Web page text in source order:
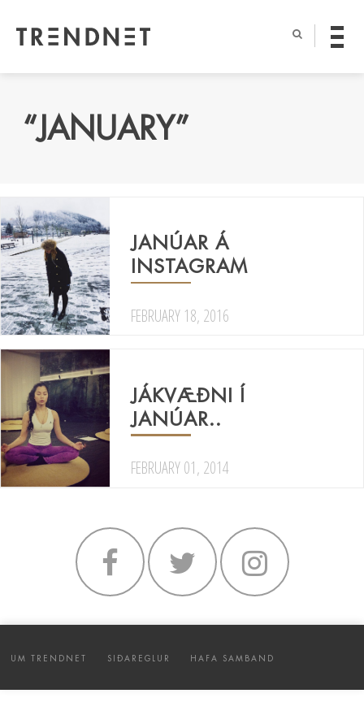
“JANUARY”
JANÚAR Á
INSTAGRAM
FEBRUARY 18, 2016
JÁKVÆÐNI Í
JANÚAR..
FEBRUARY 01, 2014
UM TRENDNET SIÐAREGLUR HAFA SAMBAND